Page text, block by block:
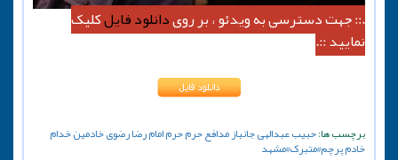
.:: جهت دسترسی به ویدئو ، بر رویدانلود فایلکلیک
نمایید ::.
برچسب ها:حبیب عبدالهیجانباز مدافع حرمحرمامام رضارضویخادمینخدام
خادمپرچم#متبرک#مشهد